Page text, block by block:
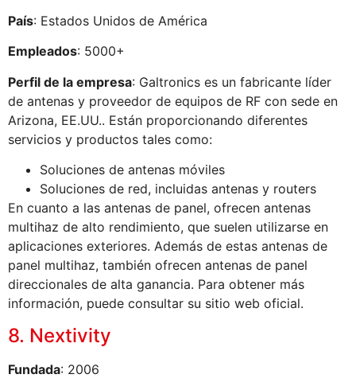
País: Estados Unidos de América
Empleados: 5000+
Perfil de la empresa: Galtronics es un fabricante líder
de antenas y proveedor de equipos de RF con sede en
Arizona, EE.UU.. Están proporcionando diferentes
servicios y productos tales como:
Soluciones de antenas móviles
Soluciones de red, incluidas antenas y routers
En cuanto a las antenas de panel, ofrecen antenas
multihaz de alto rendimiento, que suelen utilizarse en
aplicaciones exteriores. Además de estas antenas de
panel multihaz, también ofrecen antenas de panel
direccionales de alta ganancia. Para obtener más
información, puede consultar su sitio web oficial.
8. Nextivity
Fundada: 2006